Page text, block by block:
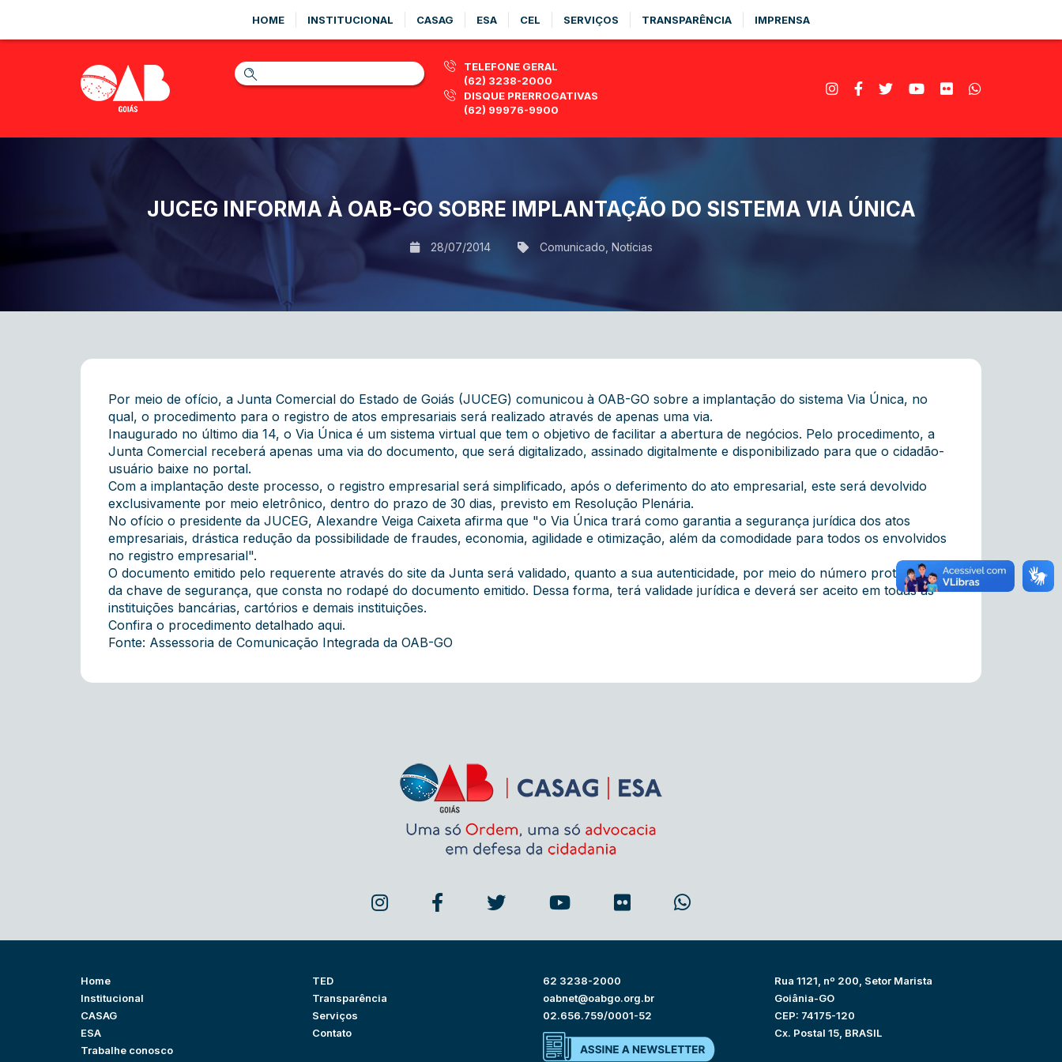
HOME INSTITUCIONAL CASAG ESA CEL SERVIÇOS TRANSPARÊNCIA IMPRENSA
TELEFONE GERAL
(62) 3238-2000
DISQUE PRERROGATIVAS
(62) 99976-9900
JUCEG INFORMA À OAB-GO SOBRE IMPLANTAÇÃO DO SISTEMA VIA ÚNICA
28/07/2014 Comunicado Notícias
Por meio de ofício, a Junta Comercial do Estado de Goiás (JUCEG) comunicou à OAB-GO sobre a implantação do sistema Via Única, no
qual, o procedimento para o registro de atos empresariais será realizado através de apenas uma via.
Inaugurado no último dia 14, o Via Única é um sistema virtual que tem o objetivo de facilitar a abertura de negócios. Pelo procedimento, a
Junta Comercial receberá apenas uma via do documento, que será digitalizado, assinado digitalmente e disponibilizado para que o cidadão-
usuário baixe no portal.
Com a implantação deste processo, o registro empresarial será simplificado, após o deferimento do ato empresarial, este será devolvido
exclusivamente por meio eletrônico, dentro do prazo de 30 dias, previsto em Resolução Plenária.
No ofício o presidente da JUCEG, Alexandre Veiga Caixeta afirma que "o Via Única trará como garantia a segurança jurídica dos atos
empresariais, drástica redução da possibilidade de fraudes, economia, agilidade e otimização, além da comodidade para todos os envolvidos
no registro empresarial".
O documento emitido pelo requerente através do site da Junta será validado, quanto a sua autenticidade, por meio do número protocolo e
da chave de segurança, que consta no rodapé do documento emitido. Dessa forma, terá validade jurídica e deverá ser aceito em todas as
instituições bancárias, cartórios e demais instituições.
Confira o procedimento detalhado aqui.
Fonte: Assessoria de Comunicação Integrada da OAB-GO
Home
Institucional
CASAG
ESA
Trabalhe conosco
TED
Transparência
Serviços
Contato
62 3238-2000
oabnet@oabgo.org.br
02.656.759/0001-52
Rua 1121, nº 200, Setor Marista
Goiânia-GO
CEP: 74175-120
Cx. Postal 15, BRASIL